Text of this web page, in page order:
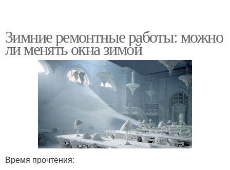
Зимние ремонтные работы: можно
ли менять окна зимой
Время прочтения: